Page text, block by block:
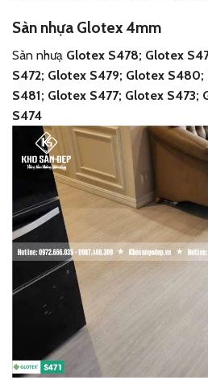
Sàn nhựa Glotex 4mm
Sàn nhưạ Glotex S478; Glotex
S472; Glotex S479; Glotex
S481; Glotex S477; Glotex S473;
S474